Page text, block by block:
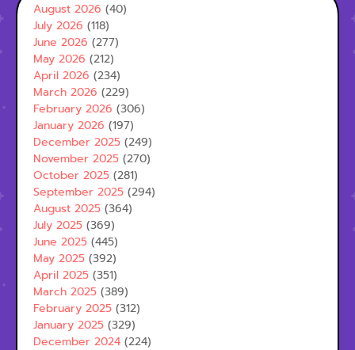
August 2026 (40)
July 2026 (118)
June 2026 (277)
May 2026 (212)
April 2026 (234)
March 2026 (229)
February 2026 (306)
January 2026 (197)
December 2025 (249)
November 2025 (270)
October 2025 (281)
September 2025 (294)
August 2025 (364)
July 2025 (369)
June 2025 (445)
May 2025 (392)
April 2025 (351)
March 2025 (389)
February 2025 (312)
January 2025 (329)
December 2024 (224)